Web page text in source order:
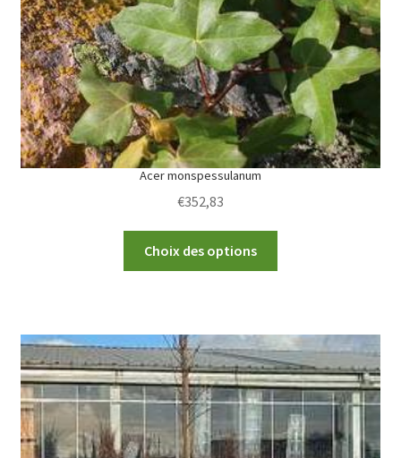
chosen
on
the
product
page
Acer monspessulanum
€352,83
Choix des options
The
options
may
be
chosen